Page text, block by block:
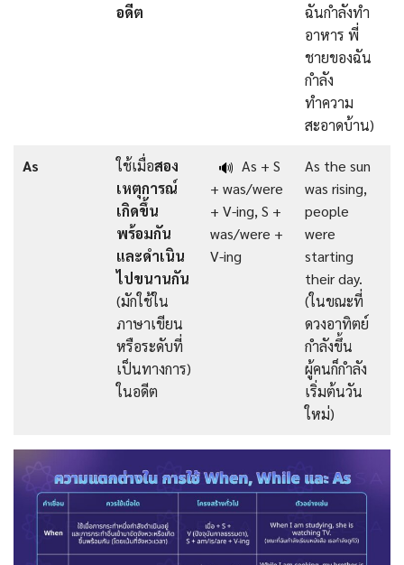
อดีต
ฉันกำลังทำ
อาหาร พี่
ชายของฉัน
กำลัง
ทำความ
สะอาดบ้าน)
As ใช้เมื่อสอง
เหตุการณ์
เกิดขึ้น
พร้อมกัน
และดำเนิน
ไปขนานกัน
(มักใช้ใน
ภาษาเขียน
หรือระดับที่
เป็นทางการ)
ในอดีต
🔊 As + S
+ was/were
+ V-ing, S +
was/were +
V-ing
As the sun
was rising,
people
were
starting
their day.
(ในขณะที่
ดวงอาทิตย์
กำลังขึ้น
ผู้คนก็กำลัง
เริ่มต้นวัน
ใหม่)